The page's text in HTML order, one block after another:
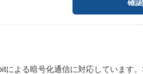
による暗号化通信に対応しています